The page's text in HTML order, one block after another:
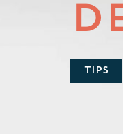
TIPS